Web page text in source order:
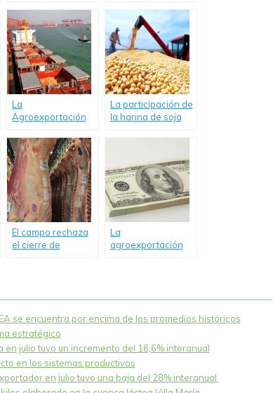
y menudencias
bovinas.
agroindustriales
sostienen el
ingreso de dólares
al país.
La
Agroexportación
millones en enero
pasado.
La participación de
la harina de soja
caería a su menor
nivel en 20 años.
El campo rechaza
el cierre de
La
agroexportación
se encuentra por encima de los promedios históricos
estratégico
julio tuvo un incremento del 16,6% interanual
en los sistemas productivos
en julio tuvo una baja del 28% interanual.